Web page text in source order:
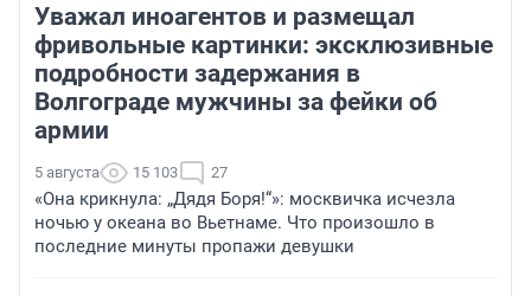
Уважал иноагентов и размещал
фривольные картинки: эксклюзивные
подробности задержания в
Волгограде мужчины за фейки об
армии
5 августа 15 103 27
«Она крикнула: „Дядя Боря!“»: москвичка исчезла
ночью у океана во Вьетнаме. Что произошло в
последние минуты пропажи девушки